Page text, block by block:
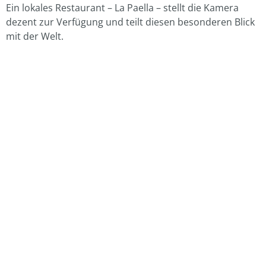
Ein lokales Restaurant – La Paella – stellt die Kamera
dezent zur Verfügung und teilt diesen besonderen Blick
mit der Welt.